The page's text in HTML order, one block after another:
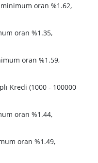
oran %1.62,
oran %1.35,
oran %1.59,
Kredi (1000 - 100000
oran %1.44,
oran %1.49,